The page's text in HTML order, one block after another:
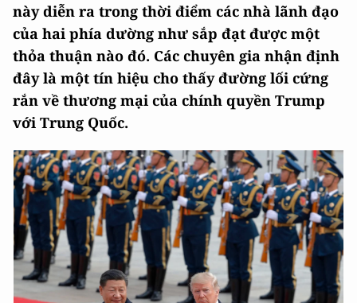
này diễn ra trong thời điểm các nhà lãnh đạo
của hai phía dường như sắp đạt được một
thỏa thuận nào đó. Các chuyên gia nhận định
đây là một tín hiệu cho thấy đường lối cứng
rắn về thương mại của chính quyền Trump
với Trung Quốc.